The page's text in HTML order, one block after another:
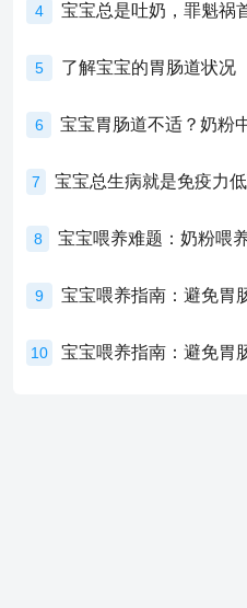
4 宝宝总是吐奶，罪魁祸
5 了解宝宝的胃肠道状况
6
7
8
9 宝宝喂养指南：避免胃
10 宝宝喂养指南：避免胃